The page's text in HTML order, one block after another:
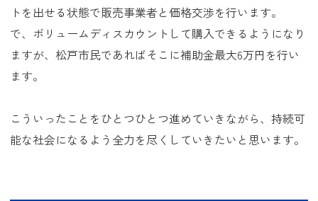
トを出せる状態で販売事業者と価格交渉を行います。
で、ボリュームディスカウントして購入できるようになり
ますが、松戸市民であればそこに補助金最大6万円を行い
ます。
こういったことをひとつひとつ進めていきながら、持続可
能な社会になるよう全力を尽くしていきたいと思います。